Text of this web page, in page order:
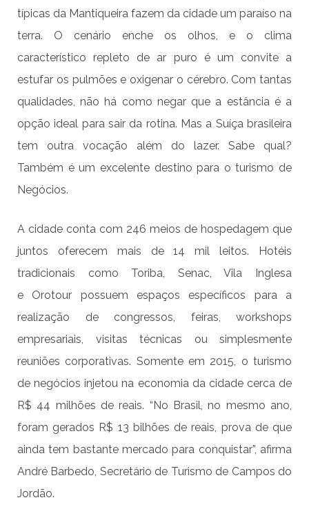
típicas da Mantiqueira fazem da cidade um paraíso na
terra. O cenário enche os olhos, e o clima
característico repleto de ar puro é um convite a
estufar os pulmões e oxigenar o cérebro. Com tantas
qualidades, não há como negar que a estância é a
opção ideal para sair da rotina. Mas a Suíça brasileira
tem outra vocação além do lazer. Sabe qual?
Também é um excelente destino para o turismo de
Negócios.
A cidade conta com 246 meios de hospedagem que
juntos oferecem mais de 14 mil leitos. Hotéis
tradicionais como Toriba, Senac, Vila Inglesa
e Orotour possuem espaços específicos para a
realização de congressos, feiras, workshops
empresariais, visitas técnicas ou simplesmente
reuniões corporativas. Somente em 2015, o turismo
de negócios injetou na economia da cidade cerca de
R$ 44 milhões de reais. “No Brasil, no mesmo ano,
foram gerados R$ 13 bilhões de reais, prova de que
ainda tem bastante mercado para conquistar”, afirma
André Barbedo, Secretário de Turismo de Campos do
Jordão.